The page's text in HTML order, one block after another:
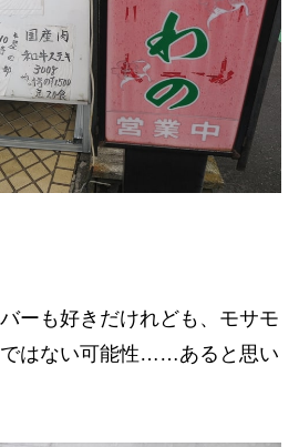
ーも好きだけれども、モサモ
はない可能性……あると思い